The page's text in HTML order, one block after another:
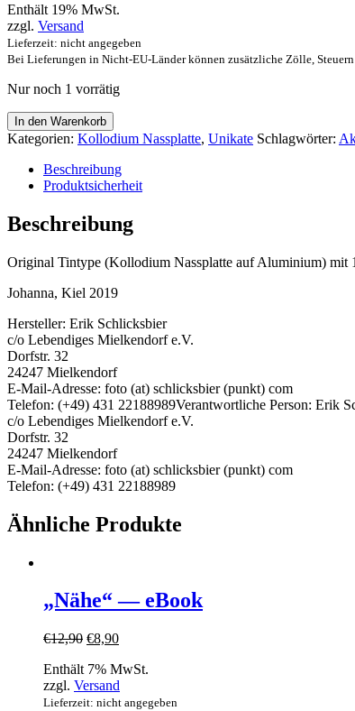
war:
€90,00
ist:
Enthält 19% MwSt.
zzgl. Versand
Lieferzeit: nicht angegeben
Bei Lieferungen in Nicht-EU-Länder können zusätzliche Zölle, Steuern
Nur noch 1 vorrätig
"Johanna"
/
Original
Tintype
Menge
In den Warenkorb
Kategorien: Kollodium Nassplatte, Unikate Schlagwörter:
Beschreibung
Produktsicherheit
Beschreibung
Original Tintype (Kollodium Nassplatte auf Aluminium)
Johanna, Kiel 2019
Hersteller: Erik Schlicksbier
c/o Lebendiges Mielkendorf e.V.
Dorfstr. 32
24247 Mielkendorf
E-Mail-Adresse: foto (at) schlicksbier (punkt) com
Telefon: (+49) 431 22188989Verantwortliche Person: Erik
c/o Lebendiges Mielkendorf e.V.
Dorfstr. 32
24247 Mielkendorf
E-Mail-Adresse: foto (at) schlicksbier (punkt) com
Telefon: (+49) 431 22188989
Ähnliche Produkte
„Nähe“ — eBook
€12,90 Ursprünglicher
war:
€12,90
€8,90Aktueller
ist:
€8,90.
Enthält 7% MwSt.
zzgl. Versand
Lieferzeit: nicht angegeben